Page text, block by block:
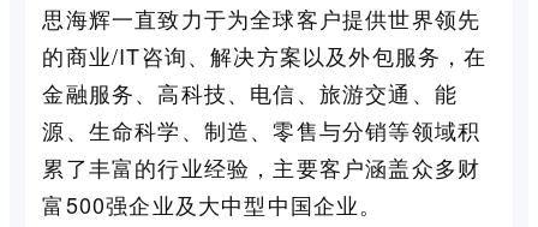
思海辉一直致力于为全球客户提供世界领先
的商业/IT咨询、解决方案以及外包服务，在
金融服务、高科技、电信、旅游交通、能
源、生命科学、制造、零售与分销等领域积
累了丰富的行业经验，主要客户涵盖众多财
富500强企业及大中型中国企业。